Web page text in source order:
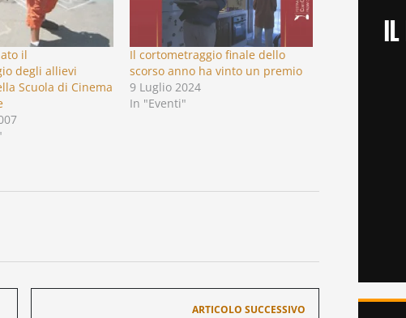
il
degli allievi
Scuola di Cinema
Il cortometraggio finale dello
scorso anno ha vinto un premio
9 Luglio 2024
In "Eventi"
ARTICOLO SUCCESSIVO
IL